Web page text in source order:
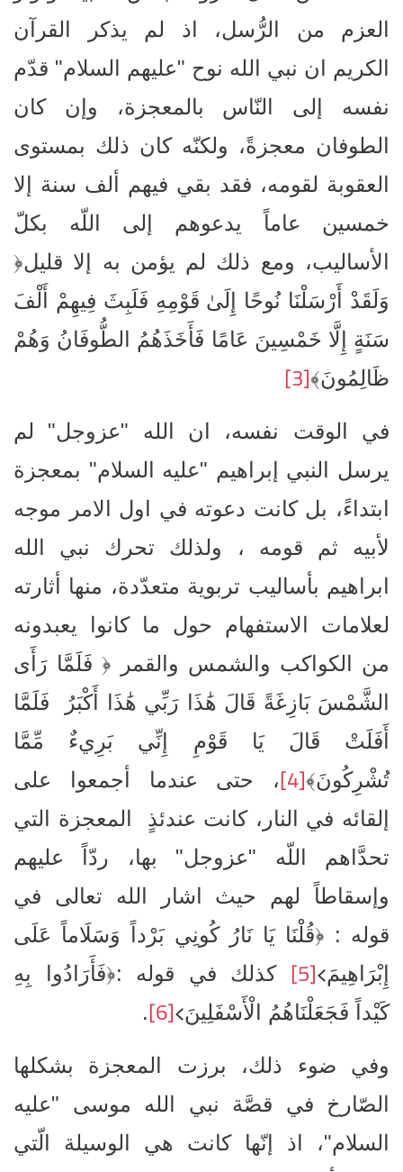
العزم من الرُّسل، اذ لم يذكر القرآن
الكريم ان نبي الله نوح "عليهم السلام" قدّم
نفسه إلى النّاس بالمعجزة، وإن كان
الطوفان معجزةً، ولكنّه كان ذلك بمستوى
العقوبة لقومه، فقد بقي فيهم ألف سنة إلا
خمسين عاماً يدعوهم إلى اللّه بكلّ
الأساليب، ومع ذلك لم يؤمن به إلا قليل﴿
وَلَقَدْ أَرْسَلْنَا نُوحًا إِلَىٰ قَوْمِهِ فَلَبِثَ فِيهِمْ أَلْفَ
سَنَةٍ إِلَّا خَمْسِينَ عَامًا فَأَخَذَهُمُ الطُّوفَانُ وَهُمْ
ظَالِمُونَ﴾[3]
في الوقت نفسه، ان الله "عزوجل" لم
يرسل النبي إبراهيم "عليه السلام" بمعجزة
ابتداءً، بل كانت دعوته في اول الامر موجه
لأبيه ثم قومه ، ولذلك تحرك نبي الله
ابراهيم بأساليب تربوية متعدّدة، منها أثارته
لعلامات الاستفهام حول ما كانوا يعبدونه
من الكواكب والشمس والقمر ﴿ فَلَمَّا رَأَى
الشَّمْسَ بَازِغَةً قَالَ هَٰذَا رَبِّي هَٰذَا أَكْبَرُ فَلَمَّا
أَفَلَتْ قَالَ يَا قَوْمِ إِنِّي بَرِيءٌ مِّمَّا
تُشْرِكُونَ﴾[4]، حتى عندما أجمعوا على
إلقائه في النار، كانت عندئذٍ المعجزة التي
تحدَّاهم اللّه "عزوجل" بها، ردّاً عليهم
وإسقاطاً لهم حيث اشار الله تعالى في
قوله : ﴿قُلْنَا يَا نَارُ كُونِي بَرْداً وَسَلَاماً عَلَى
إِبْرَاهِيمَ﴾[5] كذلك في قوله :﴿فَأَرَادُوا بِهِ
كَيْداً فَجَعَلْنَاهُمُ الْأَسْفَلِينَ﴾[6]
.
وفي ضوء ذلك، برزت المعجزة بشكلها
الصّارخ في قصَّة نبي الله موسى "عليه
السلام"، اذ إنّها كانت هي الوسيلة الّتي